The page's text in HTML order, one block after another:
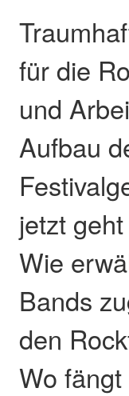
für die
und
Aufbau
jetzt
Wie
Bands
den
Wo